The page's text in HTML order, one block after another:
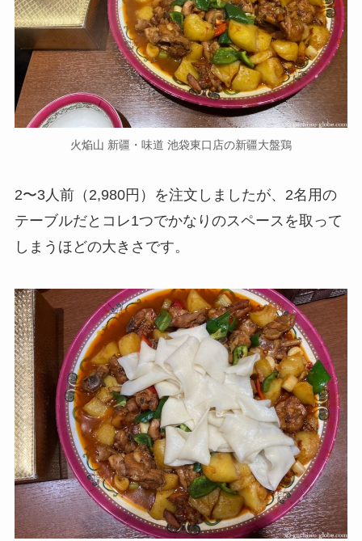
火焔山 新疆・味道 池袋東口店の新疆大盤鶏
2〜3人前（2,980円）を注文しましたが、2名用の
テーブルだとコレ1つでかなりのスペースを取って
しまうほどの大きさです。